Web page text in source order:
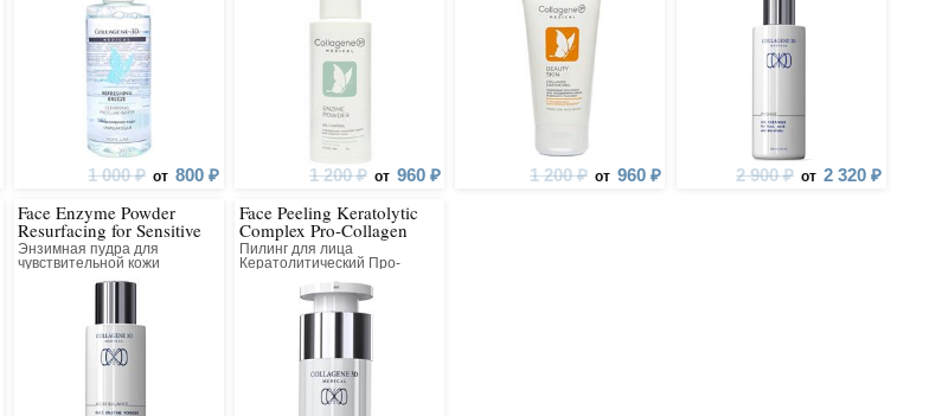
1 000 ₽ от 800 ₽ 1 200 ₽ от 960 ₽ 1 200 ₽ от 960 ₽ 2 900 ₽ от 2 320 ₽
Face Enzyme Powder
Resurfacing for Sensitive
Skin
Энзимная пудра для
чувствительной кожи
Face Peeling Keratolytic
Complex Pro-Collagen
Пилинг для лица
Кератолитический Про-